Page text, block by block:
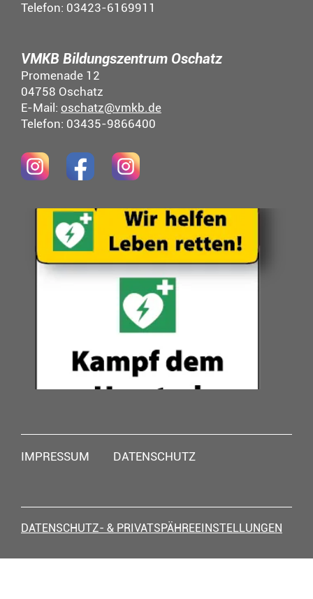
Telefon: 03423-6169911
VMKB Bildungszentrum Oschatz
Promenade 12
04758 Oschatz
E-Mail: oschatz@vmkb.de
Telefon: 03435-9866400
Navigation
IMPRESSUM DATENSCHUTZ
DATENSCHUTZ- & PRIVATSPÄHREEINSTELLUNGEN